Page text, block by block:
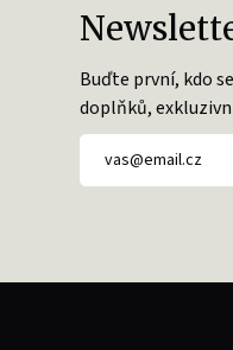
Buďte první, kdo
doplňků,